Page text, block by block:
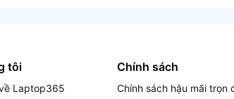
tôi
Laptop365
Chính sách
Chính sách hậu mãi trọn